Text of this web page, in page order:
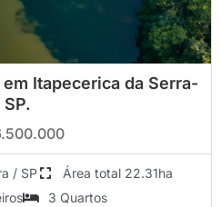
Itapecerica da Serra-
SP.
/ SP
Área total 22.31ha
3 Quartos